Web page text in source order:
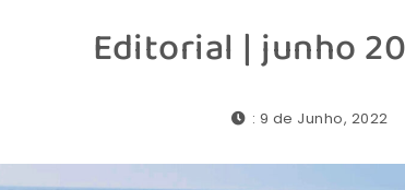
Editorial | junho
: 9 de Junho, 2022